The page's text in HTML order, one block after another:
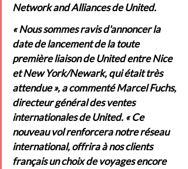
Network and Alliances de United.
« Nous sommes ravis d'annoncer la
date de lancement de la toute
première liaison de United entre Nice
et New York/Newark, qui était très
attendue », a commenté Marcel Fuchs,
directeur général des ventes
internationales de United. « Ce
nouveau vol renforcera notre réseau
international, offrira à nos clients
français un choix de voyages encore